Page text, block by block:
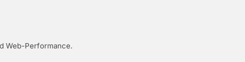
Web-Performance.